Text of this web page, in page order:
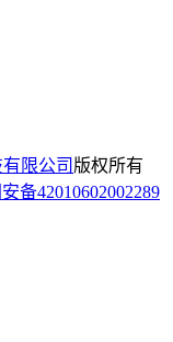
限公司 版权所有
备42010602002289